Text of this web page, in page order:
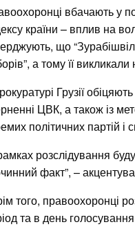
вбачають у
країни – вплив на
що
а тому її
Грузії
ЦВК, а також із
політичних партій і
розслідування
факт”, –
того, правоохоронці
та в день